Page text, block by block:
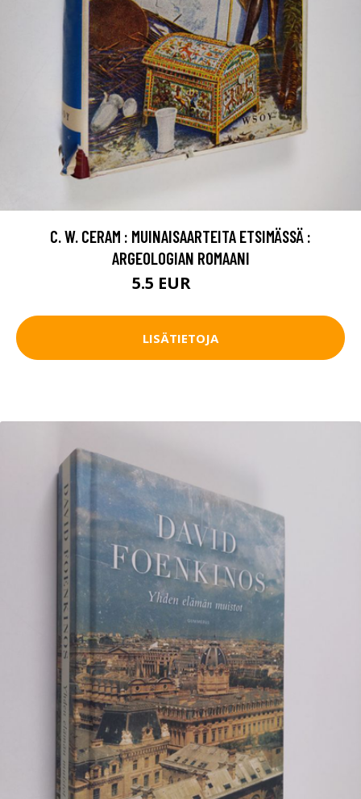
C. W. CERAM : MUINAISAARTEITA ETSIMÄSSÄ :
ARGEOLOGIAN ROMAANI
5.5 EUR
LISÄTIETOJA